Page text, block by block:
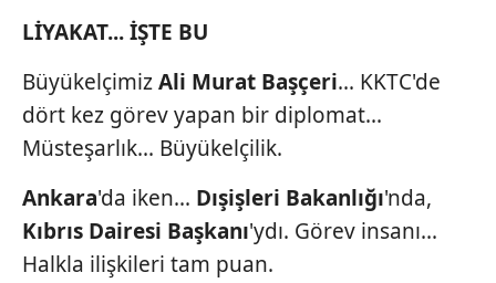
LİYAKAT... İŞTE BU
BüyükelçimizAli Murat Başçeri... KKTC'de
dört kez görev yapan bir diplomat...
Müsteşarlık... Büyükelçilik.
Ankara'da iken... Dışişleri Bakanlığı'nda,
Kıbrıs Dairesi Başkanı'ydı. Görev insanı...
Halkla ilişkileri tam puan.